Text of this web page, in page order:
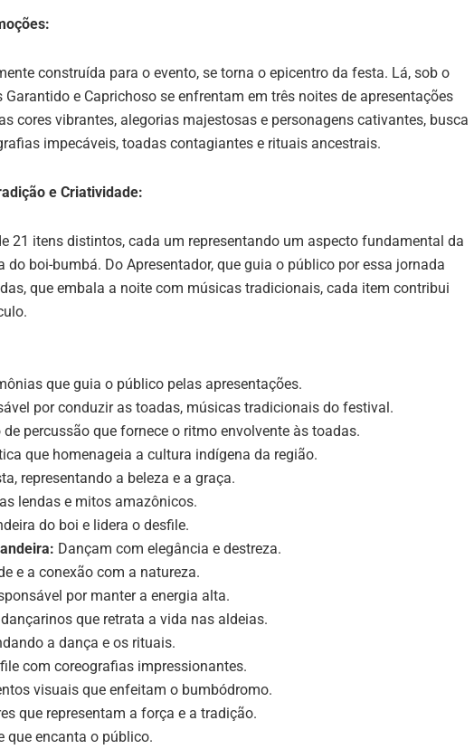
construída para o evento, se torna o epicentro da festa. Lá, sob o
e Caprichoso se enfrentam em três noites de apresentações
cores vibrantes, alegorias majestosas e personagens cativantes, busca
impecáveis, toadas contagiantes e rituais ancestrais.
e Criatividade:
21 itens distintos, cada um representando um aspecto fundamental da
boi-bumbá. Do Apresentador, que guia o público por essa jornada
que embala a noite com músicas tradicionais, cada item contribui
que guia o público pelas apresentações.
por conduzir as toadas, músicas tradicionais do festival.
de percussão que fornece o ritmo envolvente às toadas.
que homenageia a cultura indígena da região.
representando a beleza e a graça.
lendas e mitos amazônicos.
do boi e lidera o desfile.
Dançam com elegância e destreza.
e a conexão com a natureza.
por manter a energia alta.
que retrata a vida nas aldeias.
a dança e os rituais.
com coreografias impressionantes.
visuais que enfeitam o bumbódromo.
que representam a força e a tradição.
que encanta o público.